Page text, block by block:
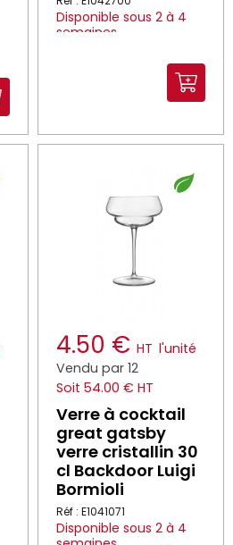
Disponible sous 2 à 4
semaines
4.50 € HT l'unité
Vendu par 12
Soit 54.00 € HT
Verre à cocktail
great gatsby
verre cristallin 30
cl Backdoor Luigi
Bormioli
Réf : E1041071
Disponible sous 2 à 4